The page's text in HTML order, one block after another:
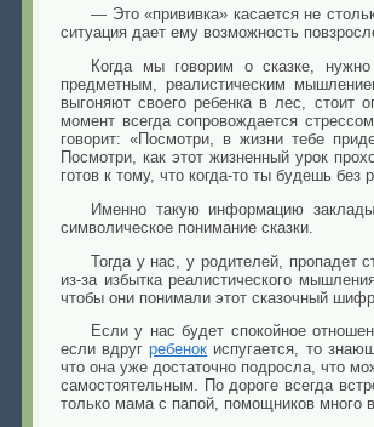
— Это «прививка» касается не
ситуация дает ему возможность
Когда мы говорим о сказке,
предметным, реалистическим
выгоняют своего ребенка в лес,
момент всегда сопровождается
говорит: «Посмотри, в жизни тебе
Посмотри, как этот жизненный урок
готов к тому, что когда-то ты будешь без
Именно такую информацию
символическое понимание сказки.
Тогда у нас, у родителей, пропадет
из-за избытка реалистического
чтобы они понимали этот сказочный
Если у нас будет спокойное
если вдругребенок испугается, то
что она уже достаточно подросла, что
самостоятельным. По дороге всегда
только мама с папой, помощников много